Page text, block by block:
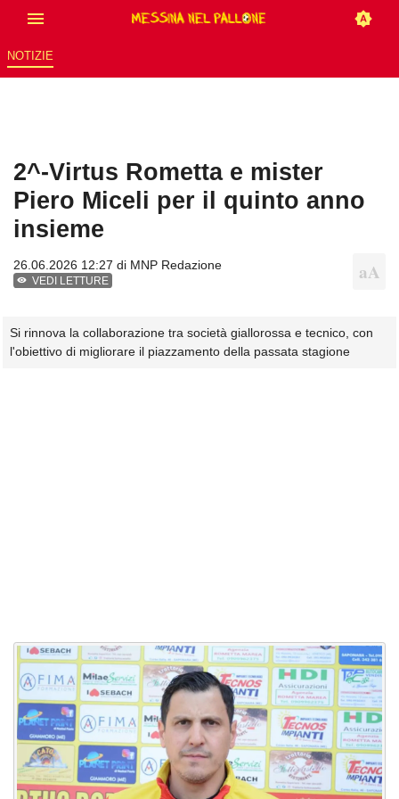
NOTIZIE
2^-Virtus Rometta e mister
Piero Miceli per il quinto anno
insieme
26.06.2026 12:27 di MNP Redazione
VEDI LETTURE
Si rinnova la collaborazione tra società giallorossa e tecnico, con
l'obiettivo di migliorare il piazzamento della passata stagione